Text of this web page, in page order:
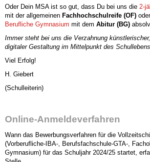
Oder Dein MSA ist so gut, dass Du bei uns die 2-
mit der allgemeinen Fachhochschulreife (OF)
Berufliche Gymnasium mit dem Abitur (BG)
Immer steht bei uns die Verzahnung
digitaler Gestaltung im Mittelpunkt des
Viel Erfolg!
H. Giebert
(Schulleiterin)
Online-Anmeldeverfahren
Wann das Bewerbungsverfahren für die
(Vorberufliche-IBA-, Berufsfachschule-GTA-,
Gymnasium) für das Schuljahr 2024/25 startet,